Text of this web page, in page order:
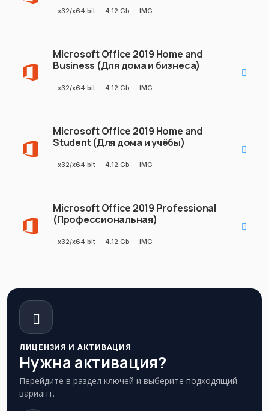
x32/x64 bit 4.12 Gb IMG
Microsoft Office 2019 Home and
Business (Для дома и бизнеса)
x32/x64 bit 4.12 Gb IMG
Microsoft Office 2019 Home and
Student (Для дома и учёбы)
x32/x64 bit 4.12 Gb IMG
Microsoft Office 2019 Professional
(Профессиональная)
x32/x64 bit 4.12 Gb IMG
ЛИЦЕНЗИЯ И АКТИВАЦИЯ
Нужна активация?
Перейдите в раздел ключей и выберите подходящий
вариант.